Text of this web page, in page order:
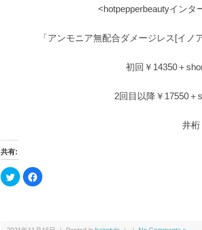
<hotpepperbeautyインタ
「アンモニア無配合ダメージレス[イノ
初回￥14350＋
2回目以降￥17550＋
井桁
共有:
ク
リ
w
F
a
k